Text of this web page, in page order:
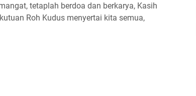
tetaplah berdoa dan berkarya, Kasih
Roh Kudus menyertai kita semua,